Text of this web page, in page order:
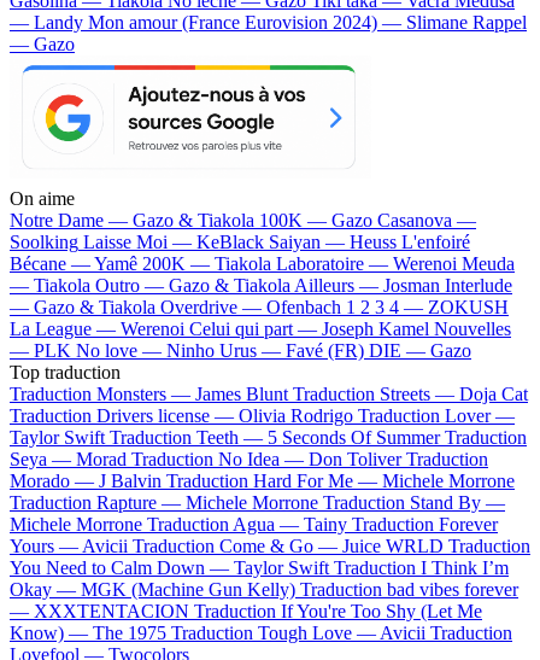
— Landy Mon amour (France Eurovision 2024) — Slimane Rappel
— Gazo
On aime
Notre Dame — Gazo & Tiakola 100K — Gazo Casanova —
Soolking Laisse Moi — KeBlack Saiyan — Heuss L'enfoiré
Bécane —Yamê 200K — Tiakola Laboratoire — Werenoi Meuda
— Tiakola Outro — Gazo & Tiakola Ailleurs — Josman Interlude
— Gazo & Tiakola Overdrive — Ofenbach 1 2 3 4 — ZOKUSH
La League — Werenoi Celui qui part — Joseph Kamel Nouvelles
— PLK No love — Ninho Urus — Favé (FR) DIE — Gazo
Top traduction
Traduction Monsters — James Blunt Traduction Streets — Doja Cat
Traduction Drivers license — Olivia Rodrigo Traduction Lover —
Taylor Swift Traduction Teeth — 5 Seconds Of Summer Traduction
Seya — Morad Traduction No Idea — Don Toliver Traduction
Morado — J Balvin Traduction Hard For Me — Michele Morrone
Traduction Rapture — Michele Morrone Traduction Stand By —
Michele Morrone Traduction Agua — Tainy Traduction Forever
Yours — Avicii Traduction Come & Go — Juice WRLD Traduction
You Need to Calm Down — Taylor Swift Traduction I Think I’m
Okay — MGK (Machine Gun Kelly) Traduction bad vibes forever
— XXXTENTACION Traduction If You're Too Shy (Let Me
Know) — The 1975 Traduction Tough Love — Avicii Traduction
Lovefool — Twocolors